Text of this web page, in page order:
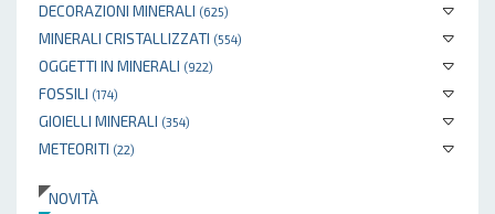
DECORAZIONI MINERALI (625)
MINERALI CRISTALLIZZATI (554)
OGGETTI IN MINERALI (922)
FOSSILI (174)
GIOIELLI MINERALI (354)
METEORITI (22)
NOVITÀ